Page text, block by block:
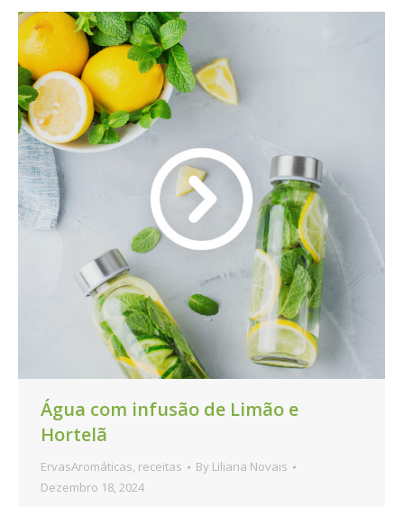
Água com infusão de Limão e
Hortelã
ErvasAromáticas, receitas By Liliana Novais
Dezembro 18, 2024